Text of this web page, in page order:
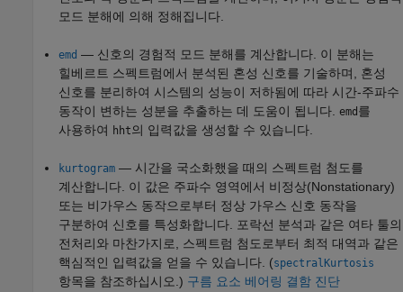
모드 분해에 의해 정해집니다.
emd — 신호의 경험적 모드 분해를 계산합니다. 이 분해는
힐베르트 스펙트럼에서 분석된 혼성 신호를 기술하며, 혼성
신호를 분리하여 시스템의 성능이 저하됨에 따라 시간-주파수
동작이 변하는 성분을 추출하는 데 도움이 됩니다. emd 를
사용하여 hht의 입력값을 생성할 수 있습니다.
kurtogram — 시간을 국소화했을 때의 스펙트럼 첨도를
계산합니다. 이 값은 주파수 영역에서 비정상(Nonstationary)
또는 비가우스 동작으로부터 정상 가우스 신호 동작을
구분하여 신호를 특성화합니다. 포락선 분석과 같은 여타 툴의
전처리와 마찬가지로, 스펙트럼 첨도로부터 최적 대역과 같은
핵심적인 입력값을 얻을 수 있습니다. (spectralKurtosis
항목을 참조하십시오.) 구름 요소 베어링 결함 진단